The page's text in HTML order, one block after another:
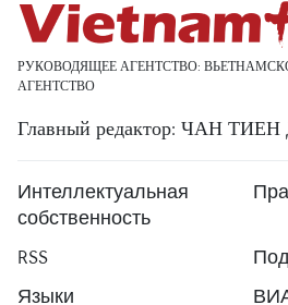
РУКОВОДЯЩЕЕ АГЕНТСТВО:
АГЕНТСТВО
Главный редактор: ЧАН
Интеллектуальная
собственность
RSS
Языки